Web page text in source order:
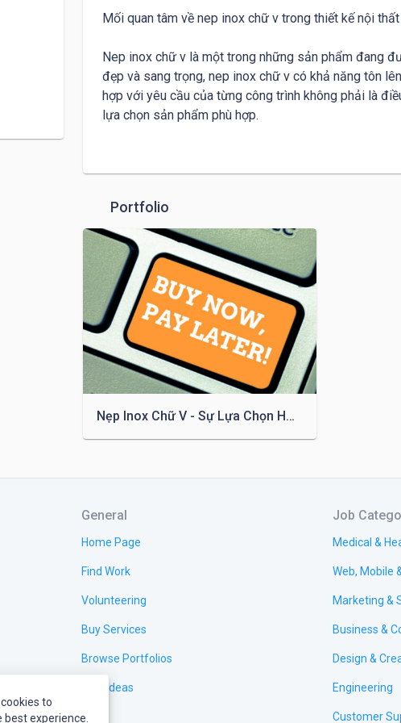
Mối quan tâm về nep inox chữ v trong thiết kế nội thất
Nep inox chữ v là một trong những sản phẩm đang
đẹp và sang trọng, nep inox chữ v có khả năng tôn
hợp với yêu cầu của từng công trình không phải là
lựa chọn sản phẩm phù hợp.
sau khi đã qua gia công uốn cong thành hình dạng
thành một chi tiết hoàn chỉnh.
2. Đặc điểm của nep inox chữ v
Bền: Inox được coi là một trong những loại kim loại
Đẹp: Nep inox chữ v có bề mặt sáng bóng, mang
Dễ làm sạch: Inox không dính bụi và dễ lau chùi, giúp
Làm cửa ra vào: Nep inox chữ v được sử dụng để
phòng.
Tạo thành khung cửa kính hoặc ngăn phòng: Nep
phòng, giúp mang lại tính thẩm mỹ cho công trình.
Portfolio
Nẹp Inox Chữ V - Sự Lựa Chọn Hoàn Hảo Cho Việc Trang Trí Nội Thất Nhà Bạn
General
Home Page
Find Work
Volunteering
Buy Services
Browse Portfolios
Test Ideas
Job
Medical &
Web, Mobile
Marketing &
Business &
Design &
Engineering
Customer
to
experience.